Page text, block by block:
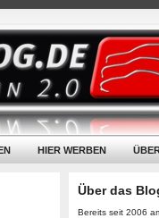
HIER WERBEN
Über das
Bereits seit 2006